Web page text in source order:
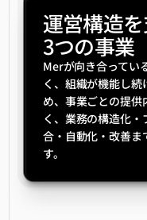
運営構造を
3つの事業
Merが向き合ってい
く、組織が機能し
め、事業ごとの提
く、業務の構造化
合・自動化・改善ま
す。